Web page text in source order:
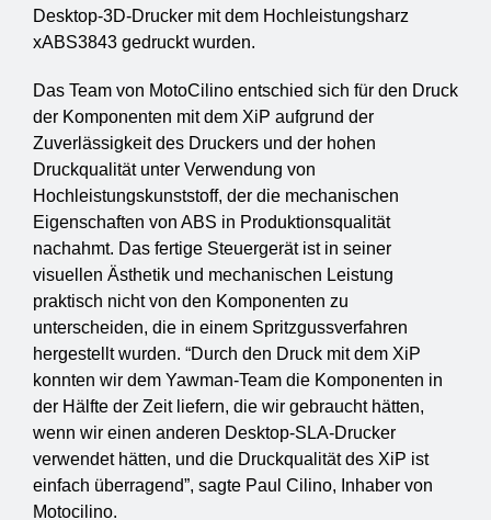
Desktop-3D-Drucker mit dem Hochleistungsharz
xABS3843 gedruckt wurden.
Das Team von MotoCilino entschied sich für den Druck
der Komponenten mit dem XiP aufgrund der
Zuverlässigkeit des Druckers und der hohen
Druckqualität unter Verwendung von
Hochleistungskunststoff, der die mechanischen
Eigenschaften von ABS in Produktionsqualität
nachahmt. Das fertige Steuergerät ist in seiner
visuellen Ästhetik und mechanischen Leistung
praktisch nicht von den Komponenten zu
unterscheiden, die in einem Spritzgussverfahren
hergestellt wurden. “Durch den Druck mit dem XiP
konnten wir dem Yawman-Team die Komponenten in
der Hälfte der Zeit liefern, die wir gebraucht hätten,
wenn wir einen anderen Desktop-SLA-Drucker
verwendet hätten, und die Druckqualität des XiP ist
einfach überragend”, sagte Paul Cilino, Inhaber von
Motocilino.